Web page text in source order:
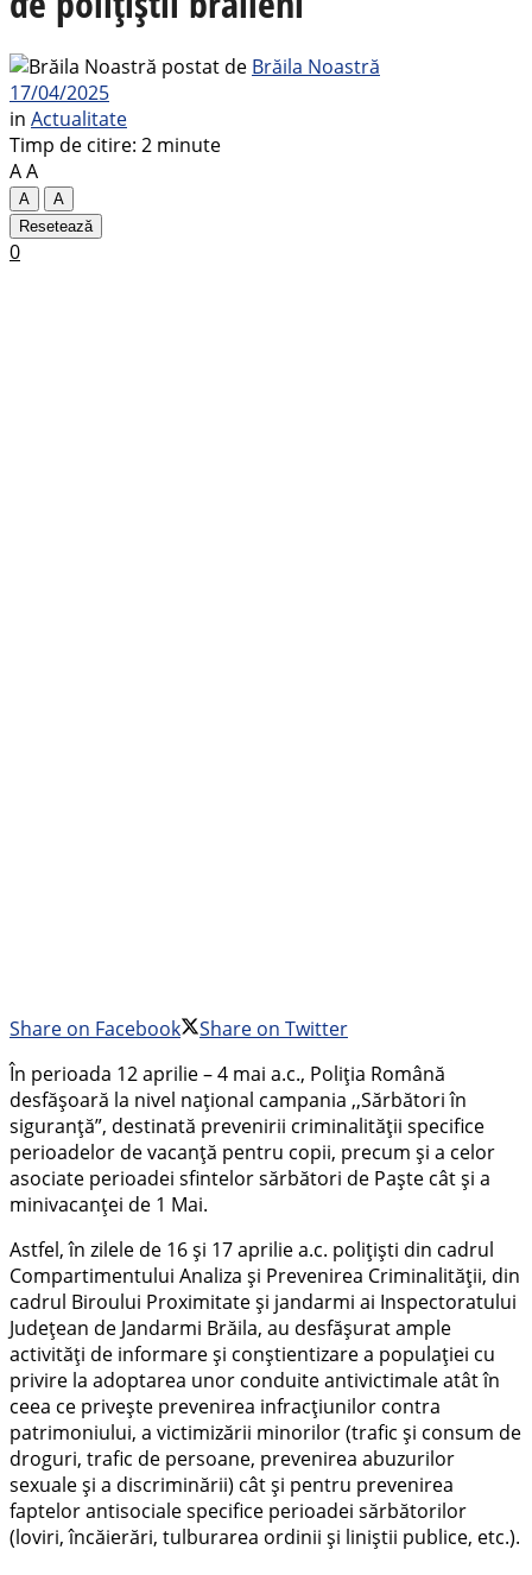
postat de Brăila Noastră
17/04/2025
in Actualitate
Timp de citire: 2 minute
AA
A
A
Resetează
0
Share on Facebook
Share on Twitter
În perioada 12 aprilie – 4 mai a.c., Poliția Română
desfășoară la nivel național campania ,,Sărbători în
siguranță”, destinată prevenirii criminalității specifice
perioadelor de vacanță pentru copii, precum și a celor
asociate perioadei sfintelor sărbători de Paște cât și a
minivacanței de 1 Mai.
Astfel, în zilele de 16 și 17 aprilie a.c. polițiști din cadrul
Compartimentului Analiza și Prevenirea Criminalității, din
cadrul Biroului Proximitate și jandarmi ai Inspectoratului
Județean de Jandarmi Brăila, au desfășurat ample
activități de informare şi conștientizare a populației cu
privire la adoptarea unor conduite antivictimale atât în
ceea ce privește prevenirea infracțiunilor contra
patrimoniului, a victimizării minorilor (trafic și consum de
droguri, trafic de persoane, prevenirea abuzurilor
sexuale și a discriminării) cât și pentru prevenirea
faptelor antisociale specifice perioadei sărbătorilor
(loviri, încăierări, tulburarea ordinii și liniștii publice, etc.).